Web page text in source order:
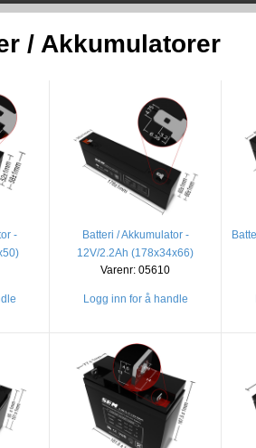
/ Akkumulatorer
-
Batteri / Akkumulator -
12V/2.2Ah (178x34x66)
Varenr: 05610
Logg inn for å handle